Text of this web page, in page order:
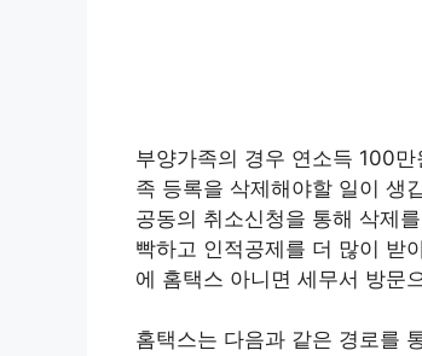
부양가족의 경우 연소득 100
족 등록을 삭제해야할 일이 생
공동의 취소신청을 통해 삭제
빡하고 인적공제를 더 많이 받
에 홈택스 아니면 세무서 방문
홈택스는 다음과 같은 경로를